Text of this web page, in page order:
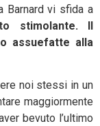
Barnard vi sfida a
stimolante. Il
assuefatte alla
noi stessi in un
maggiormente
bevuto l’ultimo